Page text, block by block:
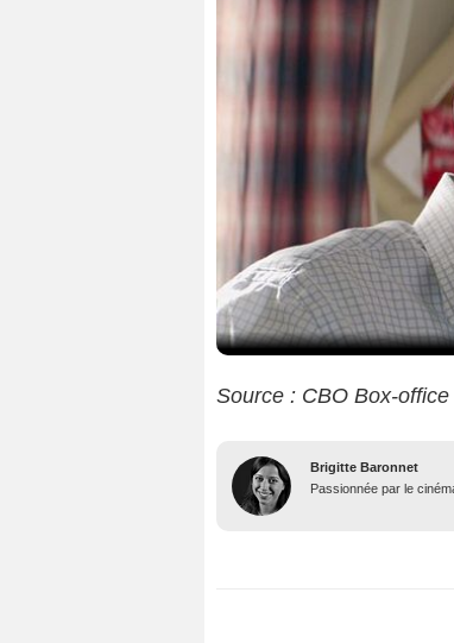
Source : CBO Box-office
Brigitte Baronnet
Passionnée par le